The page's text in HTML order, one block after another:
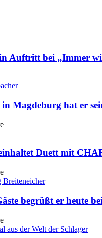
Auftritt bei „Immer
Magdeburg hat er
Duett mit
begrüßt er heute